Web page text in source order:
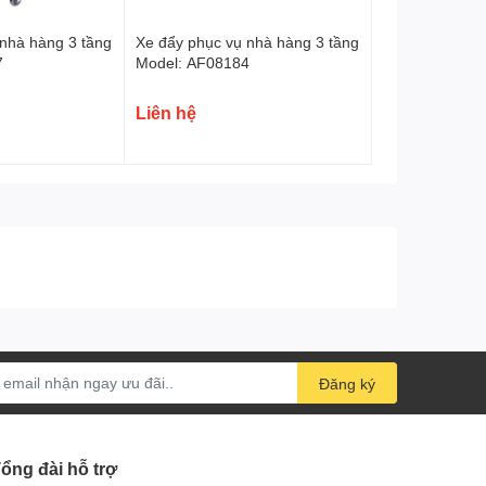
hàng 3 tầng
Xe đẩy phục vụ nhà hàng 3 tầng
Model: AF08184
Liên hệ
Đăng ký
đài hỗ trợ